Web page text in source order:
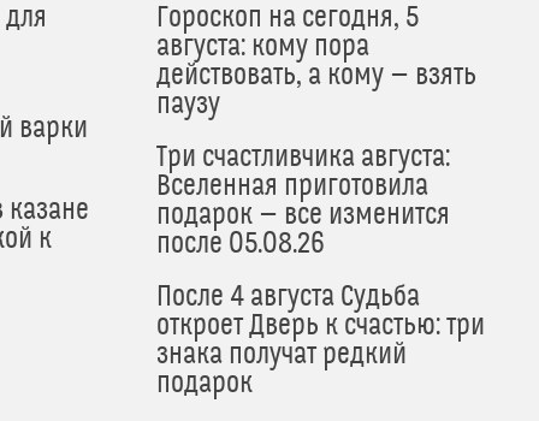
варки
к
Гороскоп на сегодня, 5
августа: кому пора
действовать, а кому — взять
паузу
Три счастливчика августа:
Вселенная приготовила
подарок — все изменится
после 05.08.26
После 4 августа Судьба
откроет Дверь к счастью: три
знака получат редкий
подарок